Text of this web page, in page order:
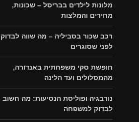
מלונות לילדים בבריסל – שכונות,
מחירים והמלצות
רכב שכור בסביליה – מה שווה לבדוק
לפני שסוגרים
חופשת סקי משפחתית באנדורה,
מהמסלולים ועד הלינה
נורבגיה ופוליסת הנסיעות: מה חשוב
לבדוק למשפחה